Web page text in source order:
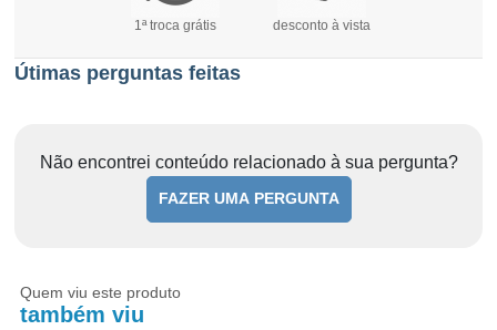
1ª troca grátis desconto à vista
Útimas perguntas feitas
Não encontrei conteúdo relacionado à sua pergunta?
FAZER UMA PERGUNTA
Quem viu este produto
também viu